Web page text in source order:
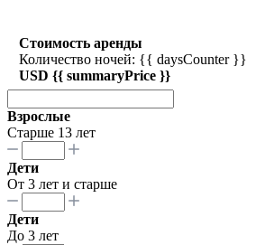
Стоимость аренды
Количество ночей: {{ daysCounter }}
USD {{ summaryPrice }}
Взрослые
Старше 13 лет
Дети
От 3 лет и старше
Дети
До 3 лет